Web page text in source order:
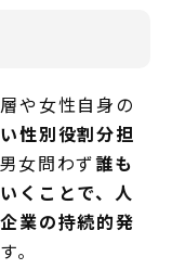
や女性自身の
性別役割分担
女問わず誰も
くことで、人
業の持続的発
。